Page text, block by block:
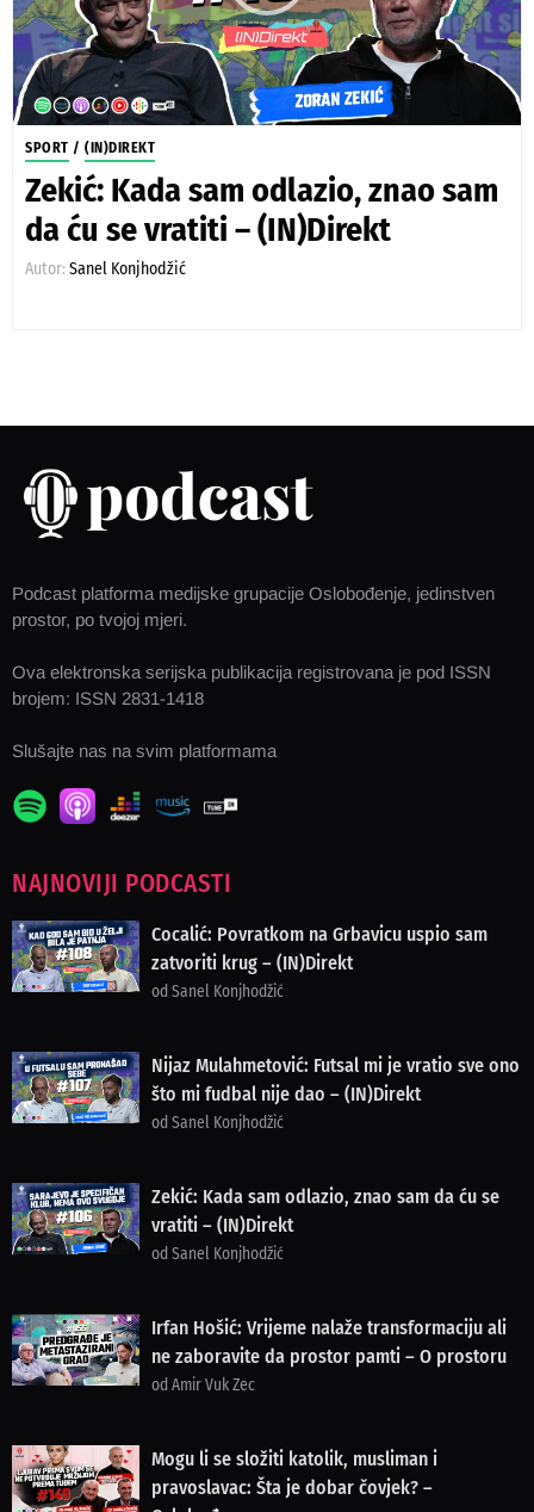
SPORT / (IN)DIREKT
Zekić: Kada sam odlazio, znao sam
da ću se vratiti – (IN)Direkt
Autor: Sanel Konjhodžić
Podcast platforma medijske grupacije Oslobođenje, jedinstven
prostor, po tvojoj mjeri.
Ova elektronska serijska publikacija registrovana je pod ISSN
brojem: ISSN 2831-1418
Slušajte nas na svim platformama
NAJNOVIJI PODCASTI
Cocalić: Povratkom na Grbavicu uspio sam
zatvoriti krug – (IN)Direkt
od Sanel Konjhodžić
Nijaz Mulahmetović: Futsal mi je vratio sve ono
što mi fudbal nije dao – (IN)Direkt
od Sanel Konjhodžić
Zekić: Kada sam odlazio, znao sam da ću se
vratiti – (IN)Direkt
od Sanel Konjhodžić
Irfan Hošić: Vrijeme nalaže transformaciju ali
ne zaboravite da prostor pamti – O prostoru
od Amir Vuk Zec
Mogu li se složiti katolik, musliman i
pravoslavac: Šta je dobar čovjek? –